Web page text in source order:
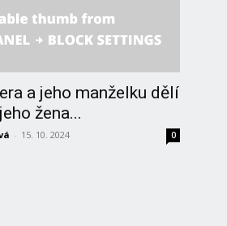
a jeho manželku dělí
žena...
- 15. 10. 2024 0